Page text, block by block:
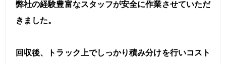
弊社の経験豊富なスタッフが安全に作業させていただ
きました。
回収後、トラック上でしっかり積み分けを行いコスト